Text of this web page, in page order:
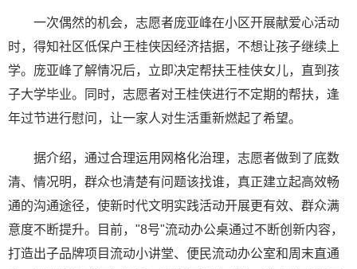
一次偶然的机会，志愿者庞亚峰在小区开展献爱心活动
时，得知社区低保户王桂侠因经济拮据，不想让孩子继续上
学。庞亚峰了解情况后，立即决定帮扶王桂侠女儿，直到孩
子大学毕业。同时，志愿者对王桂侠进行不定期的帮扶，逢
年过节进行慰问，让一家人对生活重新燃起了希望。
据介绍，通过合理运用网格化治理，志愿者做到了底数
清、情况明，群众也清楚有问题该找谁，真正建立起高效畅
通的沟通途径，使新时代文明实践活动开展更有效、群众满
意度不断提升。目前，"8号"流动办公桌通过不断创新内容，
打造出子品牌项目流动小讲堂、便民流动办公室和周末直通